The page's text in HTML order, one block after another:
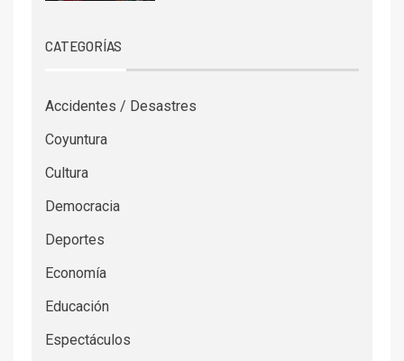
CATEGORÍAS
Accidentes / Desastres
Coyuntura
Cultura
Democracia
Deportes
Economía
Educación
Espectáculos